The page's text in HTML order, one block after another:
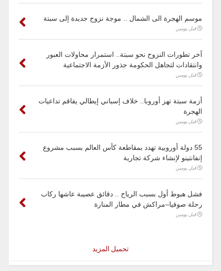
موسم الهجرة الى الشمال .. موجة نزوح جديدة إلى سبتة
قبل يومين
آخر تطورات النزوح نحو سبتة.. استمرار محاولات العبور
وانتقادات لتجاهل الحكومة جذور الأزمة الاجتماعية
قبل يومين
أزمة سبتة تهز أوروبا.. خلاف إسباني إيطالي يفاقم تداعيات
الهجرة
قبل يومين
55 دولة أوروبية تهدد بمقاطعة كأس العالم بسبب مشروع
إنفانتينو لإنشاء شركة تجارية
قبل يومين
فشل هبوط أول بسبب الرياح .. دقائق عصيبة عاشها ركاب
رحلة صوفيا–مراكش في مطار المنارة
قبل يومين
تحميل المزيد